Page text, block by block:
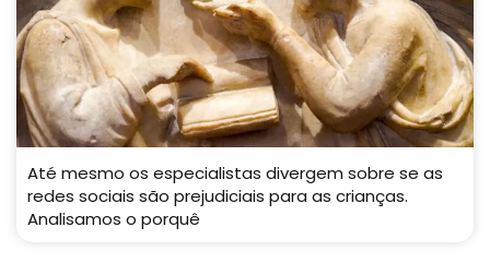
Até mesmo os especialistas divergem sobre se as
redes sociais são prejudiciais para as crianças.
Analisamos o porquê